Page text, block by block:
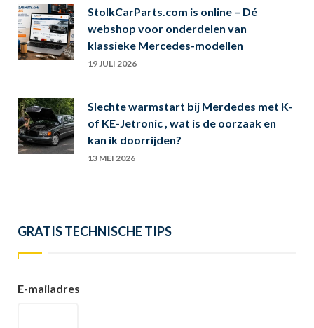
StolkCarParts.com is online – Dé
webshop voor onderdelen van
klassieke Mercedes-modellen
19 JULI 2026
Slechte warmstart bij Merdedes met K-
of KE-Jetronic , wat is de oorzaak en
kan ik doorrijden?
13 MEI 2026
GRATIS TECHNISCHE TIPS
E-mailadres